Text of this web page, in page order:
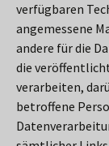
verfügbaren
angemessene
andere für die
die
verarbeiten,
betroffene